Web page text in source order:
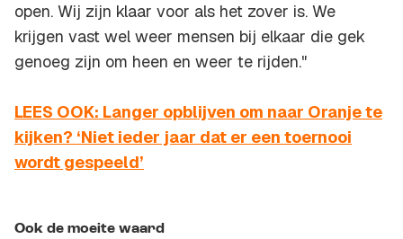
open. Wij zijn klaar voor als het zover is. We
krijgen vast wel weer mensen bij elkaar die gek
genoeg zijn om heen en weer te rijden."
LEES OOK: Langer opblijven om naar Oranje te
kijken? ‘Niet ieder jaar dat er een toernooi
wordt gespeeld’
Ook de moeite waard